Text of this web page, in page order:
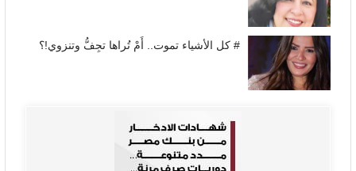
# كل الأشياء تموت.. أَمْ تُراها تجِفُّ وتنزوي!؟